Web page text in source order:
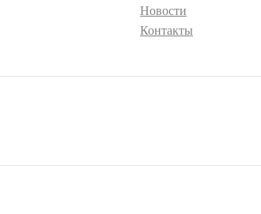
Новости
Контакты